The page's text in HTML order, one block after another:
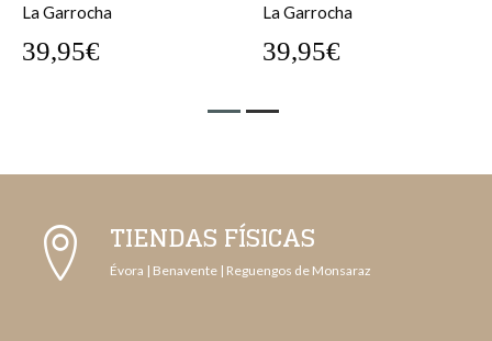
La Garrocha
39,95€
La Garrocha
39,95€
TIENDAS FÍSICAS
Évora | Benavente | Reguengos de Monsaraz